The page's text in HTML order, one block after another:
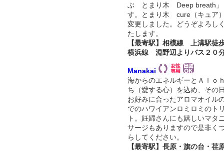
ぶ とまり木 Deep breath」
す。とまり木 cure（キュア
変更しました。どうぞよろし
たします。
【最寄駅】相模線 上溝駅
横浜線 淵野辺よりバス２０
Manakai
海からのエネルギーとＡｌｏ
ち（愛する心）を込め、その
お好みに合ったアロマオイル
でのハワイアンロミロミのト
ト。妊婦さんにも嬉しいマタ
サージもありますので是非く
らしてください。
【最寄駅】長原・旗の台・荏